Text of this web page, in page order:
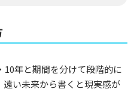
年と期間を分けて段階的に
い未来から書くと現実感が